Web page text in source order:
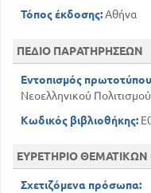
Τόπος έκδοσης:Αθήνα
ΠΕΔΙΟ ΠΑΡΑΤΗΡΗΣΕΩΝ
Εντοπισμός
Νεοελληνικού
Κωδικός βιβλιοθήκης:
ΕΥΡΕΤΗΡΙΟ
Σχετιζόμενα πρόσωπα: